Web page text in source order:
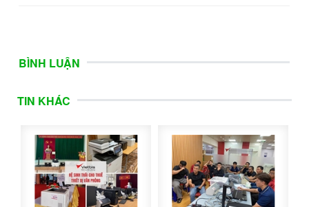
BÌNH LUẬN
TIN KHÁC